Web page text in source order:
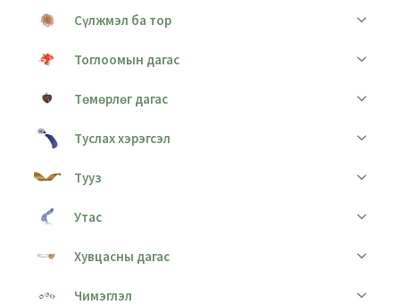
Сүлжмэл ба тор
Тоглоомын дагас
Төмөрлөг дагас
Туслах хэрэгсэл
Тууз
Утас
Хувцасны дагас
Чимэглэл